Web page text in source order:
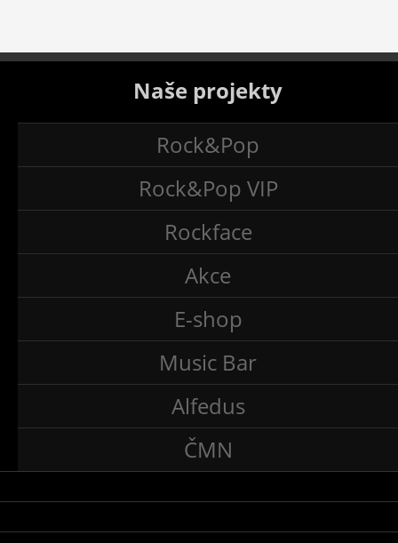
Naše projekty
Rock&Pop
Rock&Pop VIP
Rockface
Akce
E-shop
Music Bar
Alfedus
ČMN